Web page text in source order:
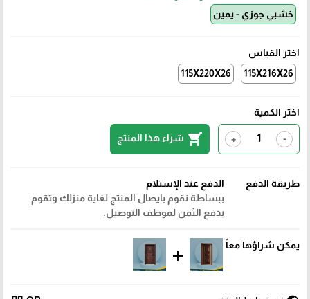
خشبي جوزي - يمين
اختر القياس
115X216X26
115X220X26
اختر الكمية
-
+
shopping_cart شراء هذا المنتج
طريقة الدفع
الدفع عند الإستلام
ببساطة نقوم بايصال المنتج لغاية منزلك وتقوم
بدفع الثمن لموظف التوصيل.
يمكن شراؤها معاً
add